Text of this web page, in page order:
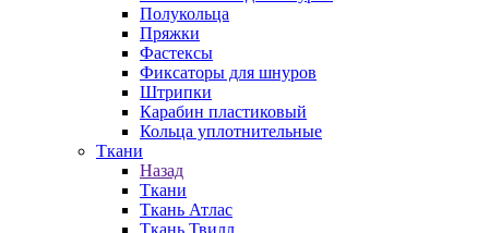
Полукольца
Пряжки
Фастексы
Фиксаторы для шнуров
Штрипки
Карабин пластиковый
Кольца уплотнительные
Ткани
Назад
Ткани
Ткань Атлас
Ткань Твилл